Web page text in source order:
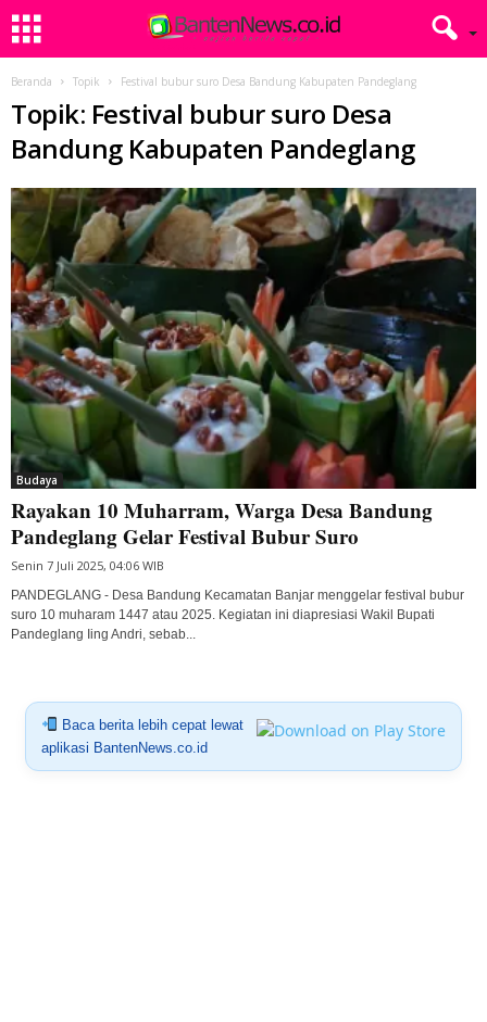
Beranda Topik Festival bubur suro Desa Bandung Kabupaten Pandeglang
Topik: Festival bubur suro Desa
Bandung Kabupaten Pandeglang
Budaya
Rayakan 10 Muharram, Warga Desa Bandung
Pandeglang Gelar Festival Bubur Suro
Senin 7 Juli 2025, 04:06 WIB
PANDEGLANG - Desa Bandung Kecamatan Banjar menggelar festival bubur
suro 10 muharam 1447 atau 2025. Kegiatan ini diapresiasi Wakil Bupati
Pandeglang Iing Andri, sebab...
Baca berita lebih cepat lewat
aplikasi BantenNews.co.id